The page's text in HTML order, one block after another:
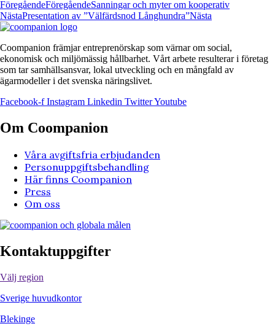
FöregåendeFöregåendeSanningar och myter om kooperativ
NästaPresentation av ”Välfärdsnod Långhundra”Nästa
Coompanion främjar entreprenörskap som värnar om social,
ekonomisk och miljömässig hållbarhet. Vårt arbete resulterar i företag
som tar samhällsansvar, lokal utveckling och en mångfald av
ägarmodeller i det svenska näringslivet.
Facebook-f Instagram Linkedin TwitterYoutube
Om Coompanion
Våra avgiftsfria erbjudanden
Personuppgiftsbehandling
Här finns Coompanion
Press
Om oss
Kontaktuppgifter
Välj region
Sverige huvudkontor
Blekinge